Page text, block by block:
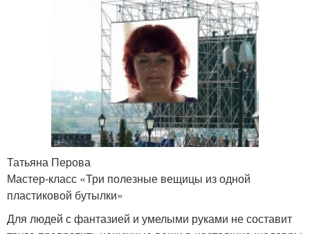
Татьяна Перова
Мастер-класс «Три полезные вещицы из одной
пластиковой бутылки»
Для людей с фантазией и умелыми руками не составит